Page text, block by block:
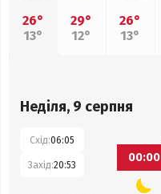
26°
13°
29°
12°
26°
13°
Неділя, 9 серпня
Схід:06:05
Захід:20:53
00:00